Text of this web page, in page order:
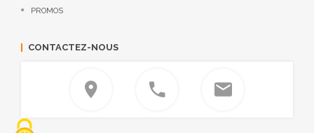
PROMOS
CONTACTEZ-NOUS